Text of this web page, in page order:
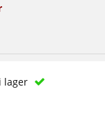
lager